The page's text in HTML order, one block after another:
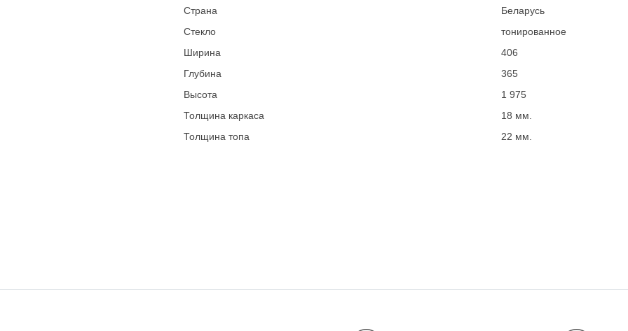
Страна
Беларусь
Стекло
тонированное
Ширина
406
Глубина
365
Высота
1 975
Толщина каркаса
18 мм.
Толщина топа
22 мм.